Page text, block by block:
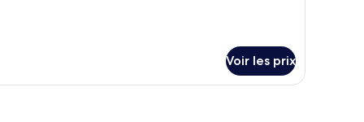
Voir les prix